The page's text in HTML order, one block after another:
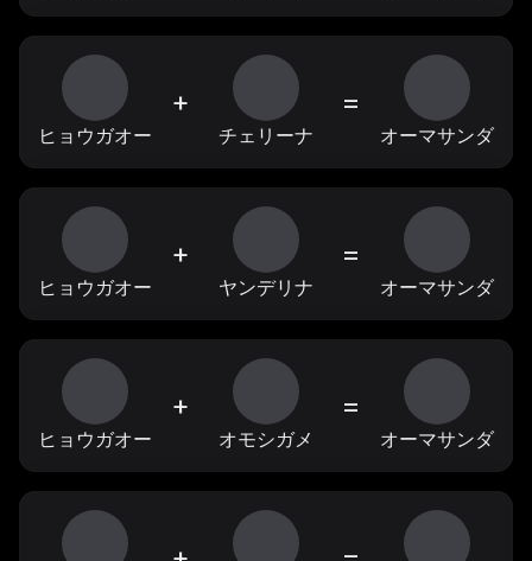
ヒョウガオー
+
チェリーナ
=
オーマサンダ
ヒョウガオー
+
ヤンデリナ
=
オーマサンダ
ヒョウガオー
+
オモシガメ
=
オーマサンダ